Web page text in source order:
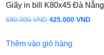
Giấy in bill K80x45 Đà Nẵng
690.000VND Giá
là:
425.000 VNDGiá
Thêm vào giỏ hàng